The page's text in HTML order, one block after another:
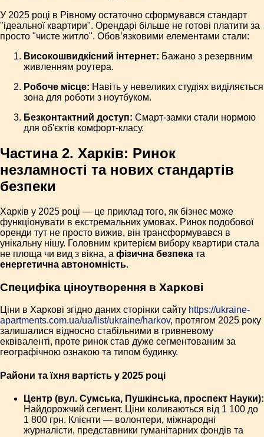
У 2025 році в Рівному остаточно сформувався стандарт
"ідеальної квартири". Орендарі більше не готові платити за
просто "чисте житло". Обов’язковими елементами стали:
Високошвидкісний інтернет: Бажано з резервним
живленням роутера.
Робоче місце: Навіть у невеликих студіях виділяється
зона для роботи з ноутбуком.
Безконтактний доступ: Смарт-замки стали нормою
для об'єктів комфорт-класу.
Частина 2. Харків: Ринок
незламності та нових стандартів
безпеки
Харків у 2025 році — це приклад того, як бізнес може
функціонувати в екстремальних умовах. Ринок подобової
оренди тут не просто вижив, він трансформувався в
унікальну нішу. Головним критерієм вибору квартири стала
не площа чи вид з вікна, а фізична безпека та
енергетична автономність.
Специфіка ціноутворення в Харкові
Ціни в Харкові згідно даних сторінки сайту https://ukraine-
apartments.com.ua/ua/list/ukraine/harkov, протягом 2025 року
залишалися відносно стабільними в гривневому
еквіваленті, проте ринок став дуже сегментованим за
географічною ознакою та типом будинку.
Райони та їхня вартість у 2025 році
Центр (вул. Сумська, Пушкінська, проспект Науки):
Найдорожчий сегмент. Ціни коливаються від 1 100 до
1 800 грн. Клієнти — волонтери, міжнародні
журналісти, представники гуманітарних фондів та